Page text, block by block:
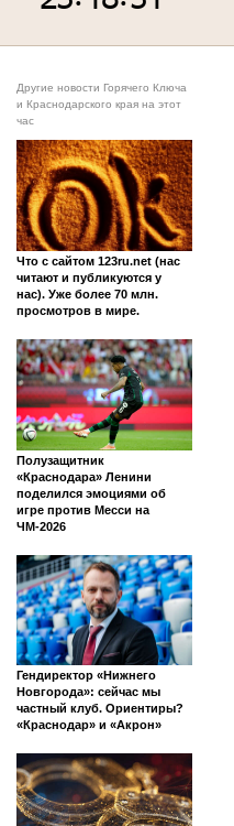
Другие новости Горячего Ключа
и Краснодарского края на этот
час
Что с сайтом 123ru.net (нас
читают и публикуются у
нас). Уже более 70 млн.
просмотров в мире.
Полузащитник
«Краснодара» Ленини
поделился эмоциями об
игре против Месси на
ЧМ-2026
Гендиректор «Нижнего
Новгорода»: сейчас мы
частный клуб. Ориентиры?
«Краснодар» и «Акрон»